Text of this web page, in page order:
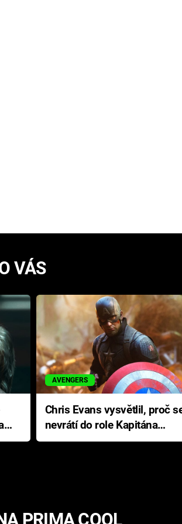
VÁS
AVENGERS
Chris Evans vysvětlil, proč
nevrátí do role Kapitána
Ameriky
PRIMA COOL